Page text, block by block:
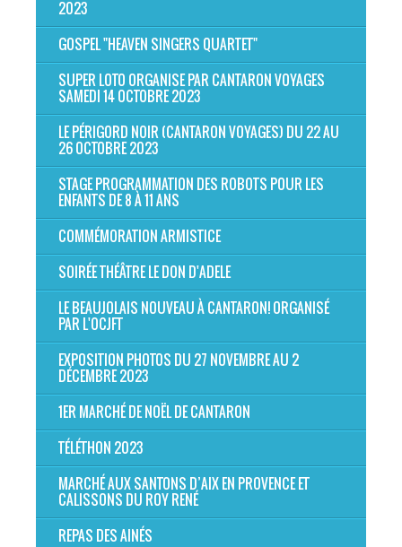
2023
GOSPEL "HEAVEN SINGERS QUARTET"
SUPER LOTO ORGANISE PAR CANTARON VOYAGES
SAMEDI 14 OCTOBRE 2023
LE PÉRIGORD NOIR (CANTARON VOYAGES) DU 22 AU
26 OCTOBRE 2023
STAGE PROGRAMMATION DES ROBOTS POUR LES
ENFANTS DE 8 À 11 ANS
COMMÉMORATION ARMISTICE
SOIRÉE THÉÂTRE LE DON D'ADELE
LE BEAUJOLAIS NOUVEAU À CANTARON! ORGANISÉ
PAR L'OCJFT
EXPOSITION PHOTOS DU 27 NOVEMBRE AU 2
DÉCEMBRE 2023
1ER MARCHÉ DE NOËL DE CANTARON
TÉLÉTHON 2023
MARCHÉ AUX SANTONS D’AIX EN PROVENCE ET
CALISSONS DU ROY RENÉ
REPAS DES AINÉS